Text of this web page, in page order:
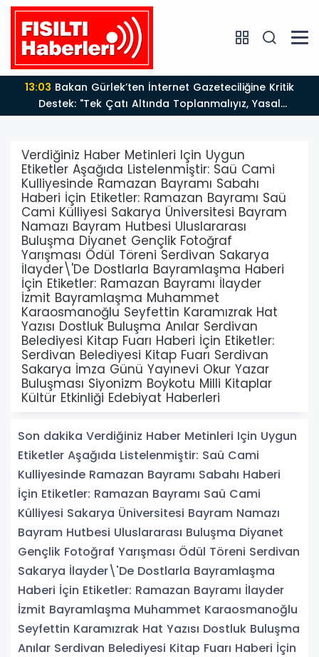
13:03
Destek: "Tek Çatı Altında Toplanmalıyız, Yasal
Düzenlemeye Hazırız"
Verdiğiniz Haber Metinleri Için Uygun
Etiketler Aşağıda Listelenmiştir: Saü Cami
Kulliyesinde Ramazan Bayramı Sabahı
Haberi İçin Etiketler: Ramazan Bayramı Saü
Cami Külliyesi Sakarya Üniversitesi Bayram
Namazı Bayram Hutbesi Uluslararası
Buluşma Diyanet Gençlik Fotoğraf
Yarışması Ödül Töreni Serdivan Sakarya
İlayder\'De Dostlarla Bayramlaşma Haberi
İçin Etiketler: Ramazan Bayramı İlayder
İzmit Bayramlaşma Muhammet
Karaosmanoğlu Seyfettin Karamızrak Hat
Yazısı Dostluk Buluşma Anılar Serdivan
Belediyesi Kitap Fuarı Haberi İçin Etiketler:
Serdivan Belediyesi Kitap Fuarı Serdivan
Sakarya İmza Günü Yayınevi Okur Yazar
Buluşması Siyonizm Boykotu Milli Kitaplar
Kültür Etkinliği Edebiyat Haberleri
Son dakika Verdiğiniz Haber Metinleri Için Uygun
Etiketler Aşağıda Listelenmiştir: Saü Cami
Kulliyesinde Ramazan Bayramı Sabahı Haberi
İçin Etiketler: Ramazan Bayramı Saü Cami
Külliyesi Sakarya Üniversitesi Bayram Namazı
Bayram Hutbesi Uluslararası Buluşma Diyanet
Gençlik Fotoğraf Yarışması Ödül Töreni Serdivan
Sakarya İlayder\'De Dostlarla Bayramlaşma
Haberi İçin Etiketler: Ramazan Bayramı İlayder
İzmit Bayramlaşma Muhammet Karaosmanoğlu
Seyfettin Karamızrak Hat Yazısı Dostluk Buluşma
Anılar Serdivan Belediyesi Kitap Fuarı Haberi İçin